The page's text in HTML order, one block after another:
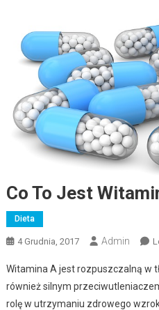
Co To Jest
Dieta
4 Grudnia, 2017 Admin
Witamina A jest rozpuszczalną w
również silnym
rolę w utrzymaniu zdrowego